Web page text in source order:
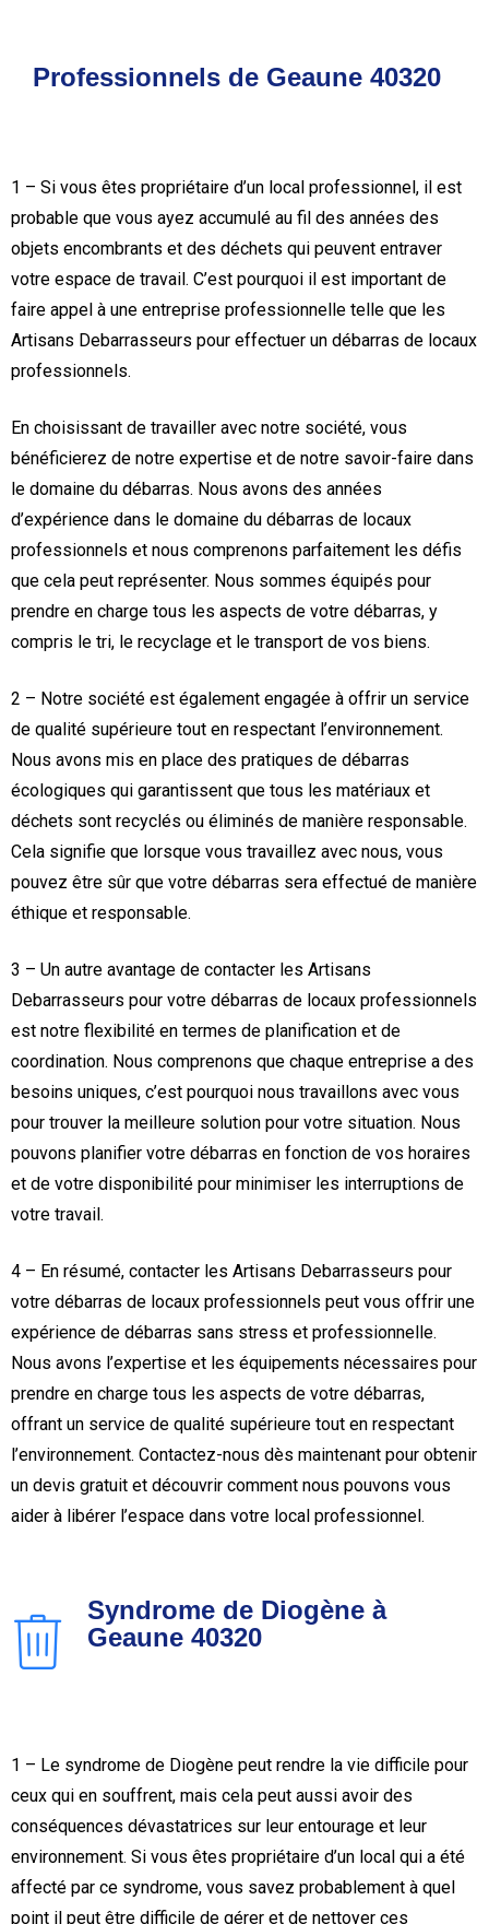
Professionnels de Geaune 40320
1 – Si vous êtes propriétaire d’un local professionnel, il est
probable que vous ayez accumulé au fil des années des
objets encombrants et des déchets qui peuvent entraver
votre espace de travail. C’est pourquoi il est important de
faire appel à une entreprise professionnelle telle que les
Artisans Debarrasseurs pour effectuer un débarras de locaux
professionnels.
En choisissant de travailler avec notre société, vous
bénéficierez de notre expertise et de notre savoir-faire dans
le domaine du débarras. Nous avons des années
d’expérience dans le domaine du débarras de locaux
professionnels et nous comprenons parfaitement les défis
que cela peut représenter. Nous sommes équipés pour
prendre en charge tous les aspects de votre débarras, y
compris le tri, le recyclage et le transport de vos biens.
2 – Notre société est également engagée à offrir un service
de qualité supérieure tout en respectant l’environnement.
Nous avons mis en place des pratiques de débarras
écologiques qui garantissent que tous les matériaux et
déchets sont recyclés ou éliminés de manière responsable.
Cela signifie que lorsque vous travaillez avec nous, vous
pouvez être sûr que votre débarras sera effectué de manière
éthique et responsable.
3 – Un autre avantage de contacter les Artisans
Debarrasseurs pour votre débarras de locaux professionnels
est notre flexibilité en termes de planification et de
coordination. Nous comprenons que chaque entreprise a des
besoins uniques, c’est pourquoi nous travaillons avec vous
pour trouver la meilleure solution pour votre situation. Nous
pouvons planifier votre débarras en fonction de vos horaires
et de votre disponibilité pour minimiser les interruptions de
votre travail.
4 – En résumé, contacter les Artisans Debarrasseurs pour
votre débarras de locaux professionnels peut vous offrir une
expérience de débarras sans stress et professionnelle.
Nous avons l’expertise et les équipements nécessaires pour
prendre en charge tous les aspects de votre débarras,
offrant un service de qualité supérieure tout en respectant
l’environnement. Contactez-nous dès maintenant pour obtenir
un devis gratuit et découvrir comment nous pouvons vous
aider à libérer l’espace dans votre local professionnel.
Syndrome de Diogène à
Geaune 40320
1 – Le syndrome de Diogène peut rendre la vie difficile pour
ceux qui en souffrent, mais cela peut aussi avoir des
conséquences dévastatrices sur leur entourage et leur
environnement. Si vous êtes propriétaire d’un local qui a été
affecté par ce syndrome, vous savez probablement à quel
point il peut être difficile de gérer et de nettoyer ces